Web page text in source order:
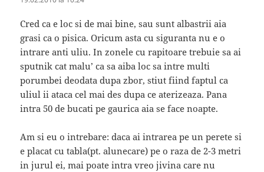
Cred ca e loc si de mai bine, sau sunt albastrii aia
grasi ca o pisica. Oricum asta cu siguranta nu e o
intrare anti uliu. In zonele cu rapitoare trebuie sa ai
sputnik cat malu’ ca sa aiba loc sa intre multi
porumbei deodata dupa zbor, stiut fiind faptul ca
uliul ii ataca cel mai des dupa ce aterizeaza. Pana
intra 50 de bucati pe gaurica aia se face noapte.
Am si eu o intrebare: daca ai intrarea pe un perete si
e placat cu tabla(pt. alunecare) pe o raza de 2-3 metri
in jurul ei, mai poate intra vreo jivina care nu